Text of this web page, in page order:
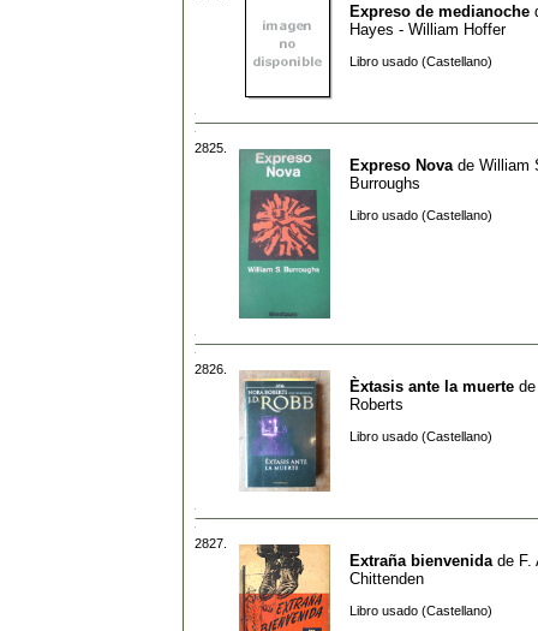
Expreso de medianoche
Hayes - William Hoffer
Libro usado (Castellano)
2825.
Expreso Nova de William
Burroughs
Libro usado (Castellano)
2826.
Èxtasis ante la muerte
Roberts
Libro usado (Castellano)
2827.
Extraña bienvenida de F.
Chittenden
Libro usado (Castellano)